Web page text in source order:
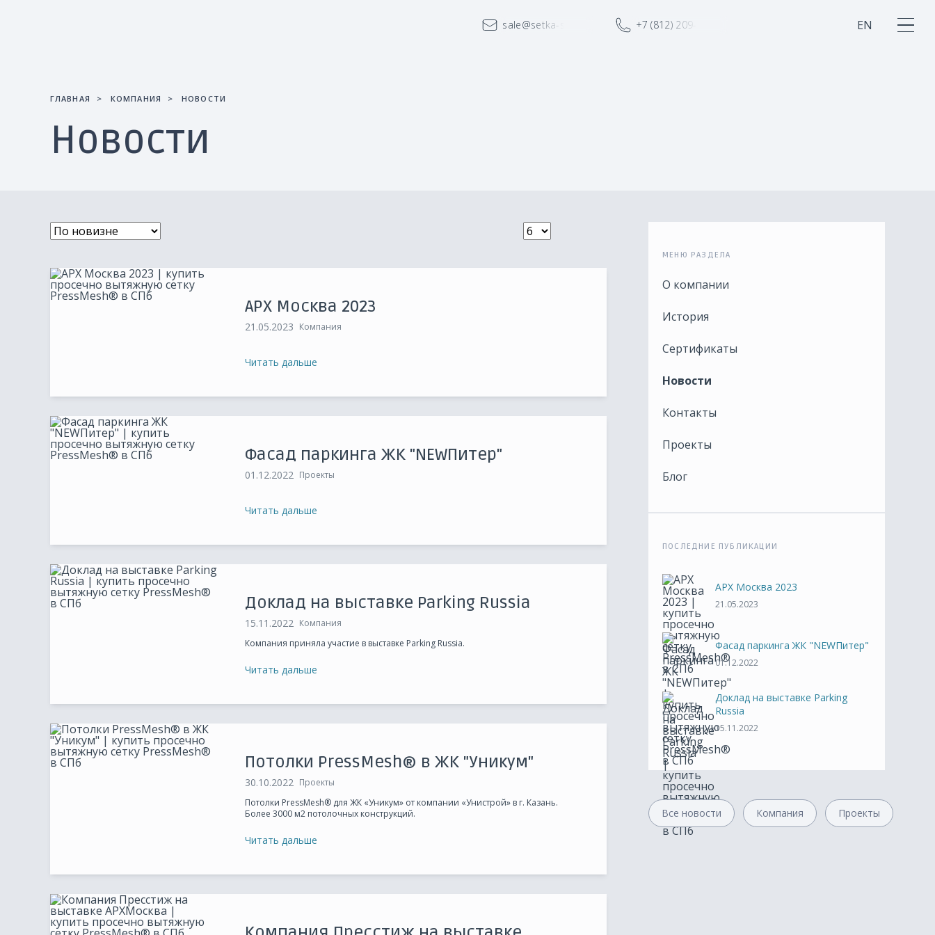
sale@setka-spb.ru +7 (812) 209-06-95 EN
Новости
История
Блог
Контакты
PressMesh® SH
PressMesh® Q
PressMesh® KR
Интерьер
Автомобильная промышленность
Микросетка
Интернет-магазин
Порошковая покраска
Металлообработка
ГЛАВНАЯ КОМПАНИЯ НОВОСТИ
Новости
АРХ Москва 2023
21.05.2023 Компания
Читать дальше
Фасад паркинга ЖК "NEWПитер"
01.12.2022 Проекты
Читать дальше
Доклад на выставке Parking Russia
15.11.2022 Компания
Компания приняла участие в выставке Parking Russia.
Читать дальше
Потолки PressMesh® в ЖК "Уникум"
30.10.2022 Проекты
Потолки PressMesh® для ЖК «Уникум» от компании «Унистрой» в г. Казань.
Более 3000 м2 потолочных конструкций.
Читать дальше
МЕНЮ РАЗДЕЛА
О компании
История
Сертификаты
Новости
Контакты
Проекты
Блог
ПОСЛЕДНИЕ ПУБЛИКАЦИИ
АРХ Москва 2023
21.05.2023
Фасад паркинга ЖК "NEWПитер"
01.12.2022
Доклад на выставке Parking
Russia
15.11.2022
Все новости Компания Проекты